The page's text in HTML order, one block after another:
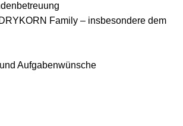
Family – insbesondere dem
Aufgabenwünsche